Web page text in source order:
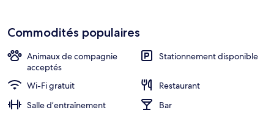
Commodités populaires
Animaux de compagnie
acceptés
Stationnement disponible
Wi-Fi gratuit
Restaurant
Salle d’entraînement
Bar